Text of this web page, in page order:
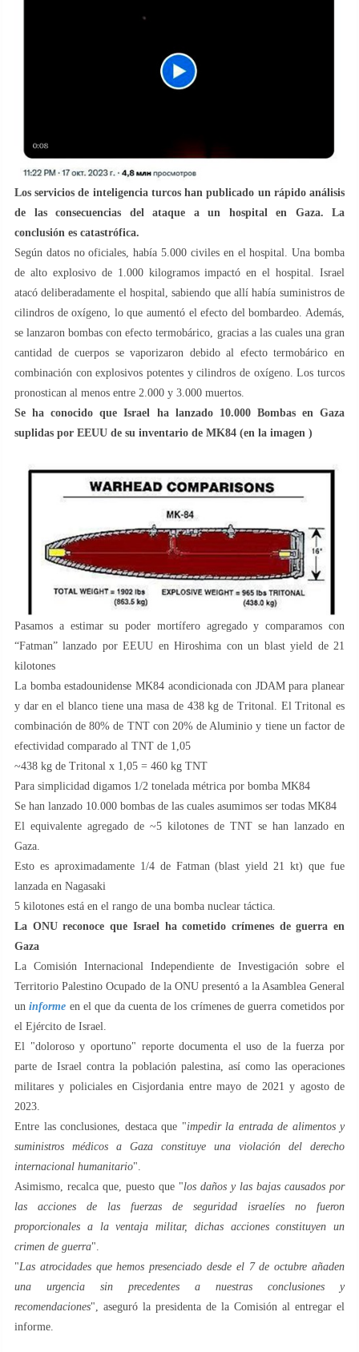
Los servicios de inteligencia turcos han publicado un rápido análisis
de las consecuencias del ataque a un hospital en Gaza. La
conclusión es catastrófica.
Según datos no oficiales, había 5.000 civiles en el hospital. Una bomba
de alto explosivo de 1.000 kilogramos impactó en el hospital. Israel
atacó deliberadamente el hospital, sabiendo que allí había suministros de
cilindros de oxígeno, lo que aumentó el efecto del bombardeo. Además,
se lanzaron bombas con efecto termobárico, gracias a las cuales una gran
cantidad de cuerpos se vaporizaron debido al efecto termobárico en
combinación con explosivos potentes y cilindros de oxígeno. Los turcos
pronostican al menos entre 2.000 y 3.000 muertos.
Se ha conocido que Israel ha lanzado 10.000 Bombas en Gaza
suplidas por EEUU de su inventario de MK84 (en la imagen )
Pasamos a estimar su poder mortífero agregado y comparamos con
“Fatman” lanzado por EEUU en Hiroshima con un blast yield de 21
kilotones
La bomba estadounidense MK84 acondicionada con JDAM para planear
y dar en el blanco tiene una masa de 438 kg de Tritonal. El Tritonal es
combinación de 80% de TNT con 20% de Aluminio y tiene un factor de
efectividad comparado al TNT de 1,05
~438 kg de Tritonal x 1,05 = 460 kg TNT
Para simplicidad digamos 1/2 tonelada métrica por bomba MK84
Se han lanzado 10.000 bombas de las cuales asumimos ser todas MK84
El equivalente agregado de ~5 kilotones de TNT se han lanzado en
Gaza.
Esto es aproximadamente 1/4 de Fatman (blast yield 21 kt) que fue
lanzada en Nagasaki
5 kilotones está en el rango de una bomba nuclear táctica.
La ONU reconoce que Israel ha cometido crímenes de guerra en
Gaza
La Comisión Internacional Independiente de Investigación sobre el
Territorio Palestino Ocupado de la ONU presentó a la Asamblea General
uninforme en el que da cuenta de los crímenes de guerra cometidos por
el Ejército de Israel.
El "doloroso y oportuno" reporte documenta el uso de la fuerza por
parte de Israel contra la población palestina, así como las operaciones
militares y policiales en Cisjordania entre mayo de 2021 y agosto de
2023.
Entre las conclusiones, destaca que "impedir la entrada de alimentos y
suministros médicos a Gaza constituye una violación del derecho
internacional humanitario".
Asimismo, recalca que, puesto que "los daños y las bajas causados por
las acciones de las fuerzas de seguridad israelíes no fueron
proporcionales a la ventaja militar, dichas acciones constituyen un
crimen de guerra".
"Las atrocidades que hemos presenciado desde el 7 de octubre añaden
una urgencia sin precedentes a nuestras conclusiones y
recomendaciones", aseguró la presidenta de la Comisión al entregar el
informe.